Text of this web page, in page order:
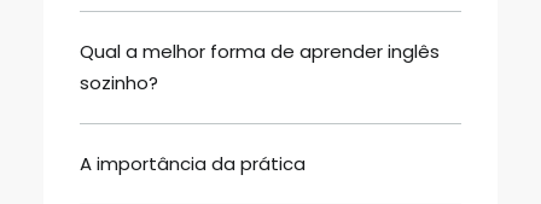
Qual a melhor forma de aprender inglês
sozinho?
A importância da prática